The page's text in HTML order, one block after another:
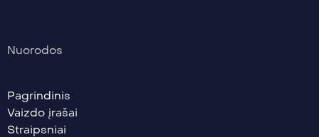
Nuorodos
Pagrindinis
Vaizdo įrašai
Straipsniai